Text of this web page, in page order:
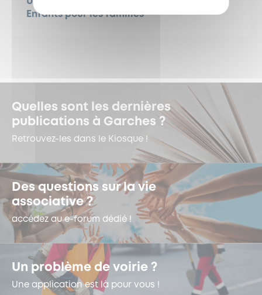
Enfants pour les familles
Quelles sont les dernières
publications à Garches ?
Retrouvez-les dans le Kiosque !
Des questions sur la vie
associative ?
accédez au e-forum dédié !
Un problème de voirie ?
Une application est là pour vous !